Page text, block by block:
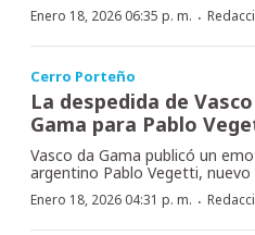
Enero 18, 2026 06:35 p. m. ·
Cerro Porteño
La despedida de
Gama para Pablo
Vasco da Gama publicó un
argentino Pablo Vegetti,
Enero 18, 2026 04:31 p. m. ·